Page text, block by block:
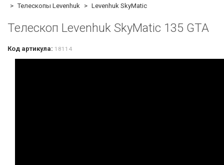
Телескопы Levenhuk
Levenhuk SkyMatic
Телескоп Levenhuk SkyMatic 135 GTA
Код артикула: 18114